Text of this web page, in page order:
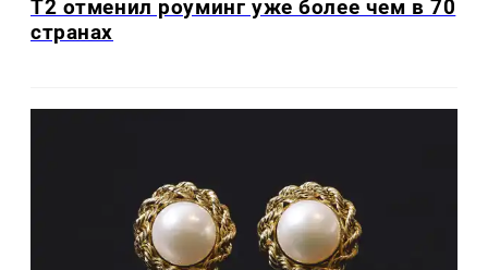
Т2 отменил роуминг уже более чем в 70
странах